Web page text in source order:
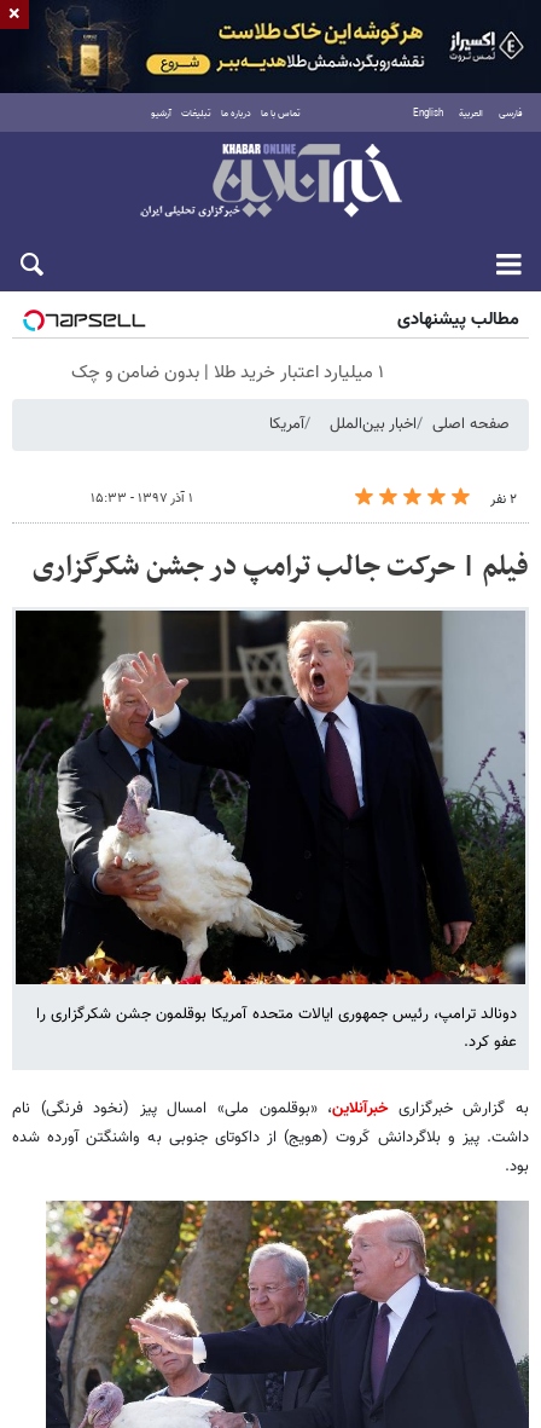
فارسی العربية English تماس با ما درباره ما تبلیغات آرشیو
جمعه ۱۶ مرداد ۱۴۰۵
مطالب پیشنهادی
۱ میلیارد اعتبار خرید طلا | بدون ضامن و چک
صفحه اصلی اخبار بین‌الملل آمریکا
۲ نفر ۱ آذر ۱۳۹۷ - ۱۵:۳۳
فیلم | حرکت جالب ترامپ در جشن شکرگزاری
دونالد ترامپ، رئیس جمهوری ایالات متحده آمریکا بوقلمون جشن شکرگزاری را
عفو کرد.
به گزارش خبرگزاریخبرآنلاین، «بوقلمون ملی» امسال پیز (نخود فرنگی) نام
داشت. پیز و بلاگردانش کَروت (هویج) از داکوتای جنوبی به واشنگتن آورده شده
بود.
×